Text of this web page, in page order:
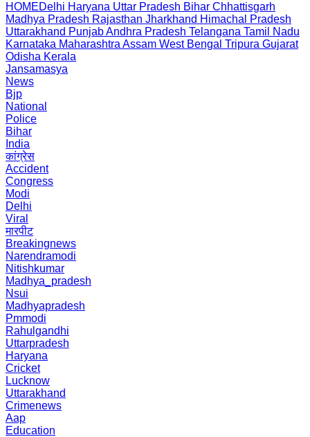
HOMEDelhi Haryana Uttar Pradesh Bihar Chhattisgarh
Madhya Pradesh Rajasthan Jharkhand Himachal Pradesh
Uttarakhand PunjabAndhra Pradesh Telangana Tamil Nadu
Karnataka Maharashtra Assam West Bengal Tripura Gujarat
Odisha Kerala
Jansamasya
News
Bjp
National
Police
Bihar
India
कांग्रेस
Accident
Congress
Modi
Delhi
Viral
मारपीट
Breakingnews
Narendramodi
Nitishkumar
Madhya_pradesh
Nsui
Madhyapradesh
Pmmodi
Rahulgandhi
Uttarpradesh
Haryana
Cricket
Lucknow
Uttarakhand
Crimenews
Aap
Education